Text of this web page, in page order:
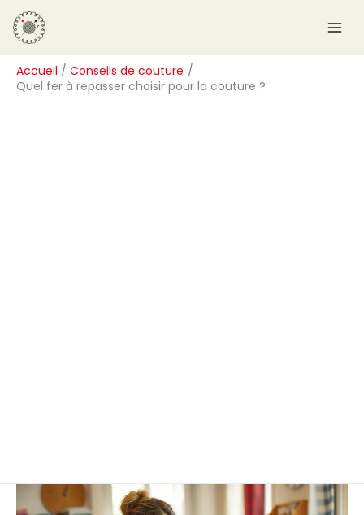
Aller
au
contenu
Accueil
Conseils de couture
Quel fer à repasser choisir pour la couture ?
R
e
c
h